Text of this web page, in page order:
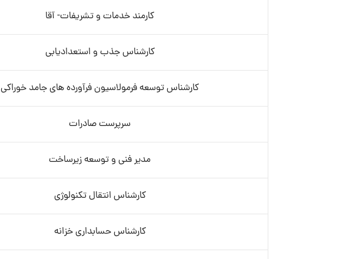
کارمند خدمات و تشریفات- آقا
کارشناس جذب و استعدادیابی
کارشناس توسعه فرمولاسیون فرآورده های جامد خوراکی
سرپرست صادرات
مدیر فنی و توسعه زیرساخت
کارشناس انتقال تکنولوژی
کارشناس حسابداری خزانه